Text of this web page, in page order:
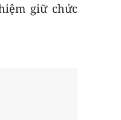
giữ chức